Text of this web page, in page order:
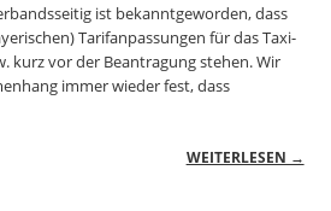
ist bekanntgeworden, dass
Tarifanpassungen für das Taxi-
kurz vor der Beantragung stehen. Wir
immer wieder fest, dass
WEITERLESEN →